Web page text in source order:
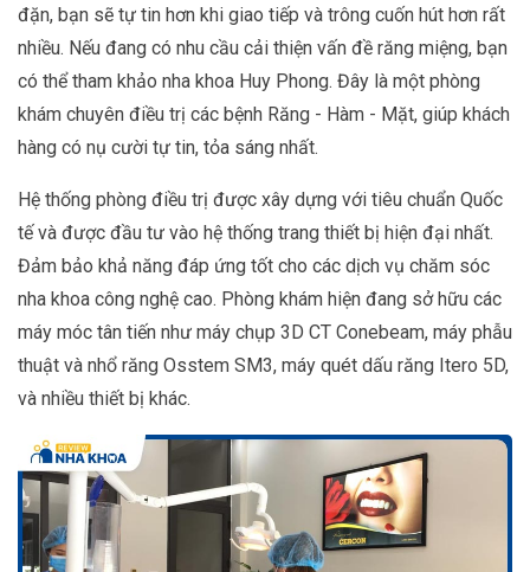
đặn, bạn sẽ tự tin hơn khi giao tiếp và trông cuốn hút hơn rất
nhiều. Nếu đang có nhu cầu cải thiện vấn đề răng miệng, bạn
có thể tham khảo nha khoa Huy Phong. Đây là một phòng
khám chuyên điều trị các bệnh Răng - Hàm - Mặt, giúp khách
hàng có nụ cười tự tin, tỏa sáng nhất.
Hệ thống phòng điều trị được xây dựng với tiêu chuẩn Quốc
tế và được đầu tư vào hệ thống trang thiết bị hiện đại nhất.
Đảm bảo khả năng đáp ứng tốt cho các dịch vụ chăm sóc
nha khoa công nghệ cao. Phòng khám hiện đang sở hữu các
máy móc tân tiến như máy chụp 3D CT Conebeam, máy phẫu
thuật và nhổ răng Osstem SM3, máy quét dấu răng Itero 5D,
và nhiều thiết bị khác.